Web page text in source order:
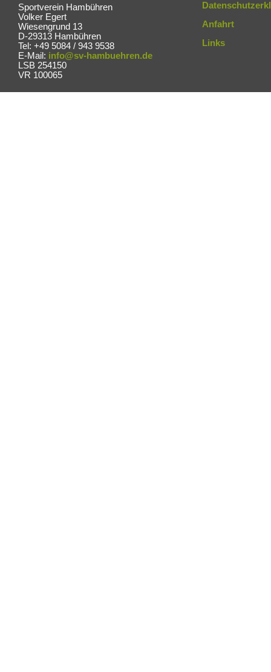
Sportverein Hambühren
Volker Egert
Wiesengrund 13
D-29313 Hambühren
Tel: +49 5084 / 943 9538
E-Mail: info@sv-hambuehren.de
LSB 254150
VR 100065
Anfahrt
Links